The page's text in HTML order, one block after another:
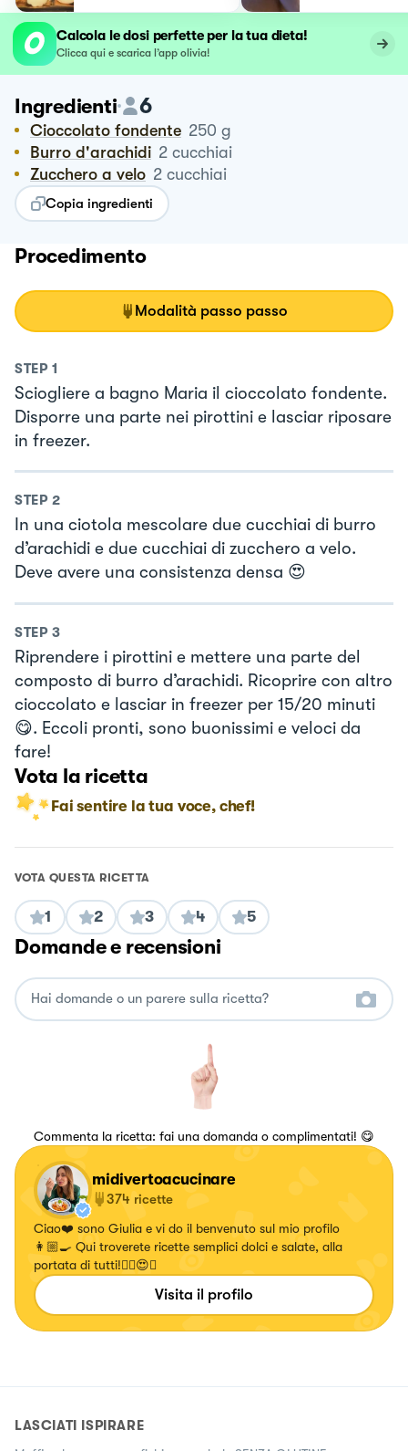
Calcola le dosi perfette per la tua dieta!
Clicca qui e scarica l’app olivia!
Ingredienti 6
Cioccolato fondente 250 g
Burro d'arachidi 2 cucchiai
Zucchero a velo 2 cucchiai
Copia ingredienti
Procedimento
Modalità passo passo
STEP 1
Sciogliere a bagno Maria il cioccolato fondente.
Disporre una parte nei pirottini e lasciar riposare
in freezer.
STEP 2
In una ciotola mescolare due cucchiai di burro
d’arachidi e due cucchiai di zucchero a velo.
Deve avere una consistenza densa 😍
STEP 3
Riprendere i pirottini e mettere una parte del
composto di burro d’arachidi. Ricoprire con altro
cioccolato e lasciar in freezer per 15/20 minuti
😋. Eccoli pronti, sono buonissimi e veloci da
fare!
Vota la ricetta
Fai sentire la tua voce, chef!
VOTA QUESTA RICETTA
1 2 3 4 5
Domande e recensioni
Commenta la ricetta: fai una domanda o complimentati! 😋
midivertoacucinare
374 ricette
Ciao❤️ sono Giulia e vi do il benvenuto sul mio profilo
👩🏼‍🍳 Qui troverete ricette semplici dolci e salate, alla
portata di tutti!✌🏼😍🍝
Visita il profilo
LASCIATI ISPIRARE